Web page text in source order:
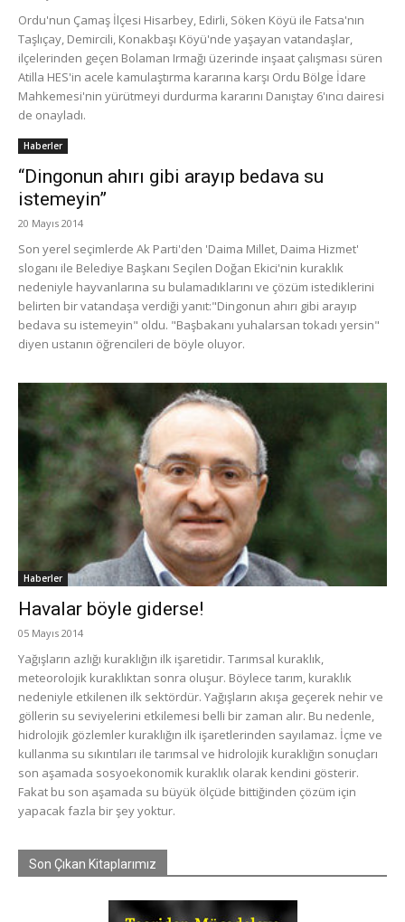
Ordu'nun Çamaş İlçesi Hisarbey, Edirli, Söken Köyü ile Fatsa'nın
Taşlıçay, Demircili, Konakbaşı Köyü'nde yaşayan vatandaşlar,
ilçelerinden geçen Bolaman Irmağı üzerinde inşaat çalışması süren
Atilla HES'in acele kamulaştırma kararına karşı Ordu Bölge İdare
Mahkemesi'nin yürütmeyi durdurma kararını Danıştay 6'ıncı dairesi
de onayladı.
Haberler
“Dingonun ahırı gibi arayıp bedava su
istemeyin”
20 Mayıs 2014
Son yerel seçimlerde Ak Parti'den 'Daima Millet, Daima Hizmet'
sloganı ile Belediye Başkanı Seçilen Doğan Ekici'nin kuraklık
nedeniyle hayvanlarına su bulamadıklarını ve çözüm istediklerini
belirten bir vatandaşa verdiği yanıt:"Dingonun ahırı gibi arayıp
bedava su istemeyin" oldu. "Başbakanı yuhalarsan tokadı yersin"
diyen ustanın öğrencileri de böyle oluyor.
Haberler
Havalar böyle giderse!
05 Mayıs 2014
Yağışların azlığı kuraklığın ilk işaretidir. Tarımsal kuraklık,
meteorolojik kuraklıktan sonra oluşur. Böylece tarım, kuraklık
nedeniyle etkilenen ilk sektördür. Yağışların akışa geçerek nehir ve
göllerin su seviyelerini etkilemesi belli bir zaman alır. Bu nedenle,
hidrolojik gözlemler kuraklığın ilk işaretlerinden sayılamaz. İçme ve
kullanma su sıkıntıları ile tarımsal ve hidrolojik kuraklığın sonuçları
son aşamada sosyoekonomik kuraklık olarak kendini gösterir.
Fakat bu son aşamada su büyük ölçüde bittiğinden çözüm için
yapacak fazla bir şey yoktur.
Son Çıkan Kitaplarımız